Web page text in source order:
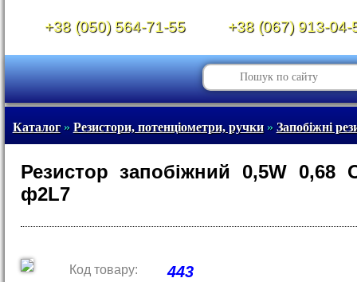
+38 (050) 564-71-55 +38 (067) 913-04-
Каталог» Резистори, потенціометри, ручки» Запобіжні
Резистор запобіжний 0,5W 0,68
ф2L7
Код товару: 443